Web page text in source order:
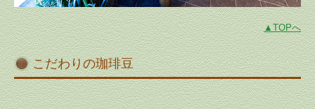
▲TOPへ
こだわりの珈琲豆